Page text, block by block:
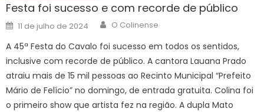
Festa foi sucesso e com recorde de público
Posted
on
11 de julho de 2024 Author
O Colinense
A 45ª Festa do Cavalo foi sucesso em todos os sentidos,
inclusive com recorde de público. A cantora Lauana Prado
atraiu mais de 15 mil pessoas ao Recinto Municipal “Prefeito
Mário de Felício” no domingo, de entrada gratuita. Colina foi
o primeiro show que artista fez na região. A dupla Mato